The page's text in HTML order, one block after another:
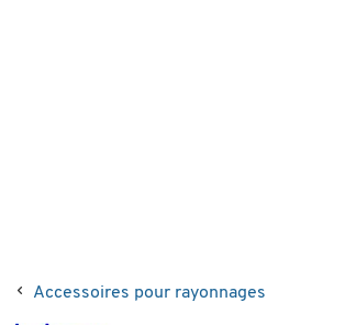
Accessoires pour rayonnages